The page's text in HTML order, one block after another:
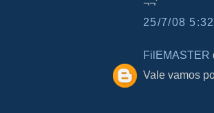
¬¬'
25/7/08
FilEMASTER
Vale vamos